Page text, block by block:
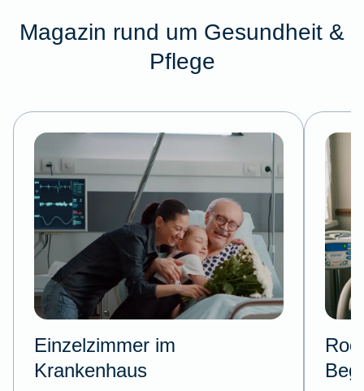
Magazin rund um Gesundheit &
Pflege
Einzelzimmer im
Krankenhaus